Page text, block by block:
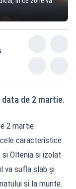
de 2 martie.
2 martie.
caracteristice
Oltenia si izolat
va sufla slab şi
si la munte.